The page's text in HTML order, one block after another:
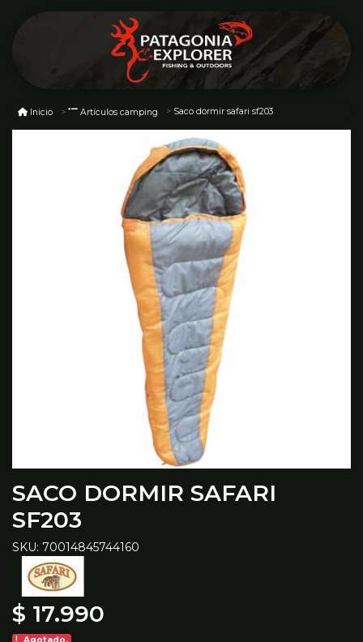
Inicio Artículos camping Saco dormir safari sf203
SACO DORMIR SAFARI
SF203
SKU: 70014845744160
$ 17.990
Agotado.